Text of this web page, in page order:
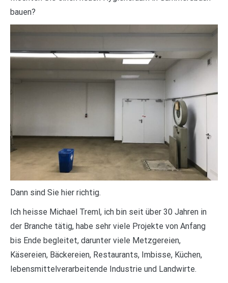
bauen?
Dann sind Sie hier richtig.
Ich heisse Michael Treml, ich bin seit über 30 Jahren in
der Branche tätig, habe sehr viele Projekte von Anfang
bis Ende begleitet, darunter viele Metzgereien,
Käsereien, Bäckereien, Restaurants, Imbisse, Küchen,
lebensmittelverarbeitende Industrie und Landwirte.